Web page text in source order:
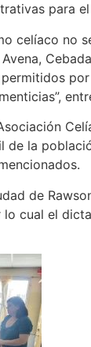
para
celíaco no
”,
de la
de
lo cual el